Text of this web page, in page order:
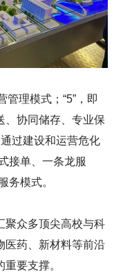
管理模式；“5”，即
、协同储存、专业保
过建设和运营危化
接单、一条龙服
务模式。
聚众多顶尖高校与科
医药、新材料等前沿
要支撑。